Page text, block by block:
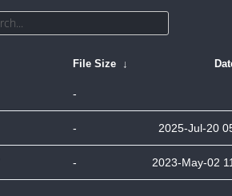
File Size ↓
-
- 2025-Jul-20
- 2023-May-02